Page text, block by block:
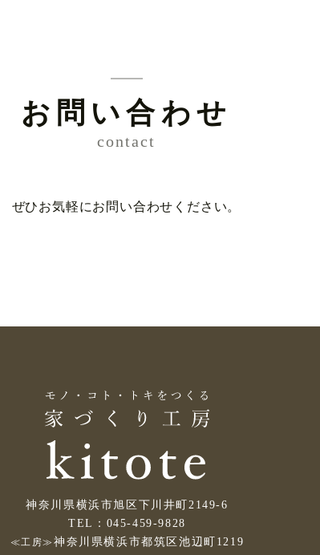
お問い合わせ
contact
ぜひお気軽にお問い合わせください。
神奈川県横浜市旭区下川井町2149-6
TEL：045-459-9828
≪工房≫神奈川県横浜市都筑区池辺町1219